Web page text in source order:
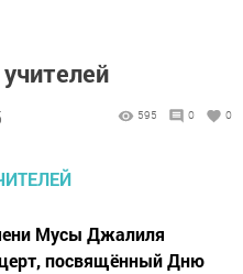
595 0 0
Мусы Джалиля
посвящённый Дню